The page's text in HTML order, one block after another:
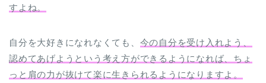
すよね。
自分を大好きになれなくても、 今の自分を受け入れよう、
認めてあげようという考え方ができるようになれば、ちょ
っと肩の力が抜けて楽に生きられるようになりますよ。